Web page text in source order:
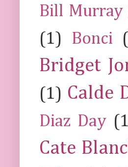
Bill Murray
(1) Bonci
Bridget
(1) Calde
Diaz Day
Cate